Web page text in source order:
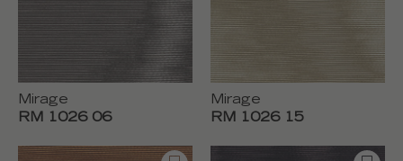
Mirage
RM 1026 06
Mirage
RM 1026 15